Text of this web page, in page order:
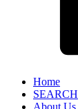
Home
SEARCH